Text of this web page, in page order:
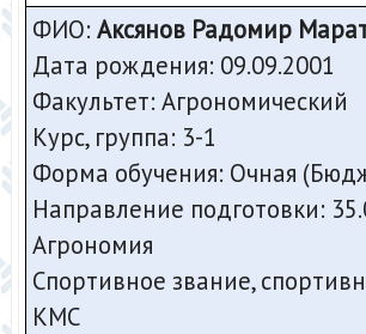
ФИО:Аксянов Радомир
Дата рождения: 09.09.2001
Факультет: Агрономический
Курс, группа: 3-1
Форма обучения: Очная
Направление подготовки:
Агрономия
Спортивное звание,
КМС